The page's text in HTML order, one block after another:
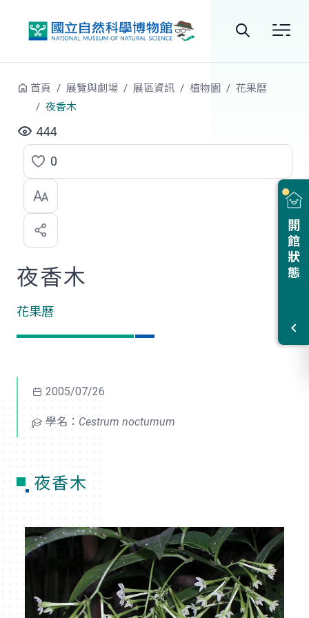
站
開館狀態
首頁 展覽與劇場 展區資訊 植物園
花果曆
夜香木
444
點
選
喜
歡
0
夜香木
花果曆
2005/07/26
學名： Cestrum nocturnum
夜香木